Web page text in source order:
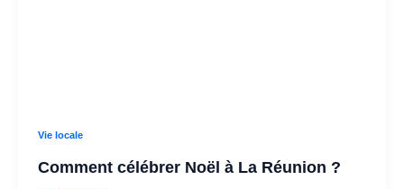
Vie locale
Comment célébrer Noël à La Réunion ?